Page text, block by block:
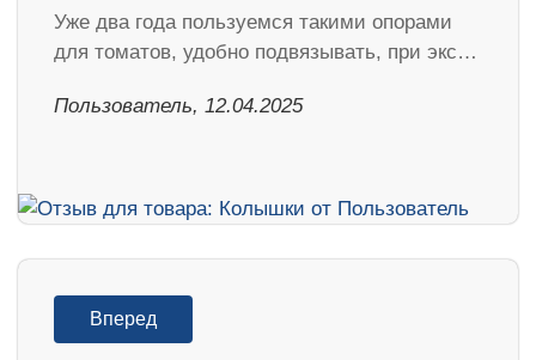
Уже два года пользуемся такими опорами
для томатов, удобно подвязывать, при экс…
Пользователь, 12.04.2025
Вперед